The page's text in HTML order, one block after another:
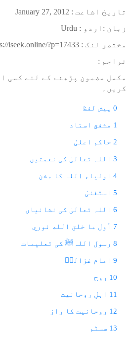
تاریخ اشاعت : January 27, 2012
زبان : اردو : Urdu
مختصر لنک : iseek.online/?p=17433
تراجم :
مکمل مضمون پڑھنے کے لئے کسی
کریں۔
0 پیش لفظ
1 مشفق استاد
2 حاکم اعلیٰ
3 اللہ تعالیٰ کی نعمتیں
4 اولیاء اللہ کا مشن
5 استغنیٰ
6 اللہ تعالیٰ کی نشانیاں
7 أول ما خلق الله نوري
8 رسول اللہﷺ کی تعلیمات
9 امام غزالیؒ
10 روح
11 اہلِ روحانیت
12 روحانیت کا راز
13 سسٹم